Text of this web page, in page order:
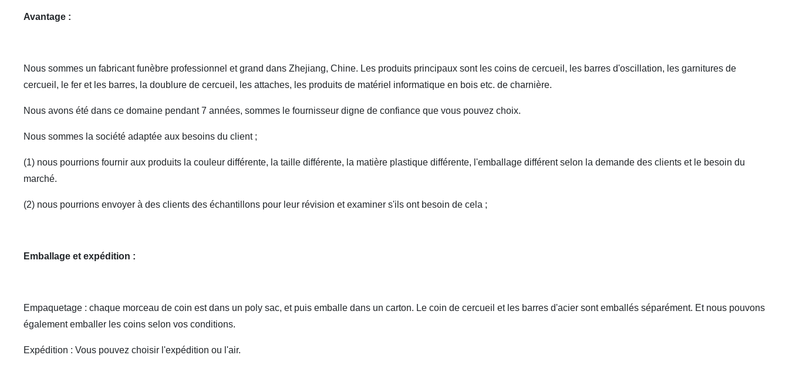
Avantage :
Nous sommes un fabricant funèbre professionnel et grand dans Zhejiang, Chine. Les produits principaux sont les coins de cercueil, les barres d'oscillation, les garnitures de
cercueil, le fer et les barres, la doublure de cercueil, les attaches, les produits de matériel informatique en bois etc. de charnière.
Nous avons été dans ce domaine pendant 7 années, sommes le fournisseur digne de confiance que vous pouvez choix.
Nous sommes la société adaptée aux besoins du client ;
(1) nous pourrions fournir aux produits la couleur différente, la taille différente, la matière plastique différente, l'emballage différent selon la demande des clients et le besoin du
marché.
(2) nous pourrions envoyer à des clients des échantillons pour leur révision et examiner s'ils ont besoin de cela ;
Emballage et expédition :
Empaquetage : chaque morceau de coin est dans un poly sac, et puis emballe dans un carton. Le coin de cercueil et les barres d'acier sont emballés séparément. Et nous pouvons
également emballer les coins selon vos conditions.
Expédition : Vous pouvez choisir l'expédition ou l'air.